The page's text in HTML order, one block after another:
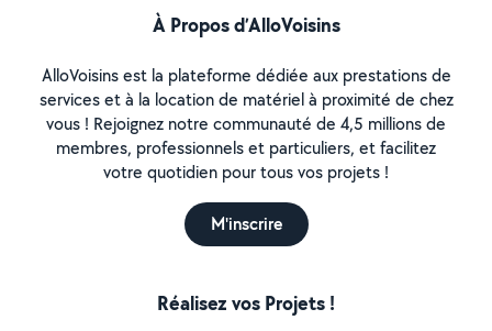
À Propos d’AlloVoisins
AlloVoisins est la plateforme dédiée aux prestations de
services et à la location de matériel à proximité de chez
vous ! Rejoignez notre communauté de 4,5 millions de
membres, professionnels et particuliers, et facilitez
votre quotidien pour tous vos projets !
M'inscrire
Réalisez vos Projets !